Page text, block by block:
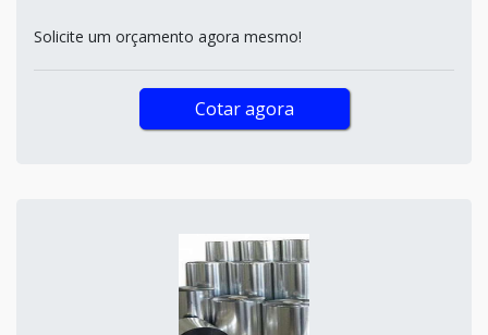
Solicite um orçamento agora mesmo!
Cotar agora